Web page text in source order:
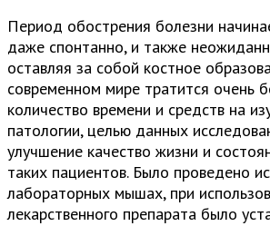
Период обострения болезни
даже спонтанно, и также
оставляя за собой костное
современном мире тратится очень
количество времени и средств на
патологии, целью данных
улучшение качество жизни и
таких пациентов. Было проведено
лабораторных мышах, при
лекарственного препарата было